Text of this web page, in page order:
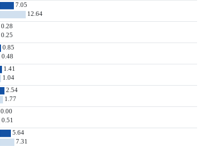
7.05
12.64
0.28
0.25
0.85
0.48
1.41
1.04
2.54
1.77
0.00
0.51
5.64
7.31